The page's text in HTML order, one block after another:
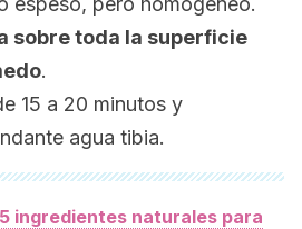
sobre toda la superficie
.
15 a 20 minutos y
agua tibia.
5 ingredientes naturales para